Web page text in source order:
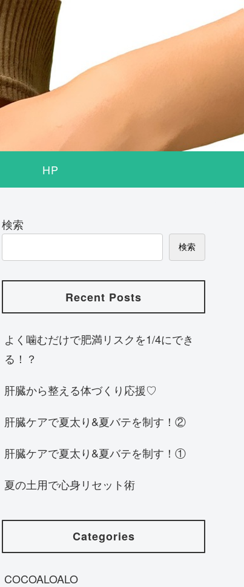
HP
検索
検索
Recent Posts
よく噛むだけで肥満リスクを1/4にでき
る！？
肝臓から整える体づくり応援♡
肝臓ケアで夏太り&夏バテを制す！②
肝臓ケアで夏太り&夏バテを制す！①
夏の土用で心身リセット術
Categories
COCOALOALO